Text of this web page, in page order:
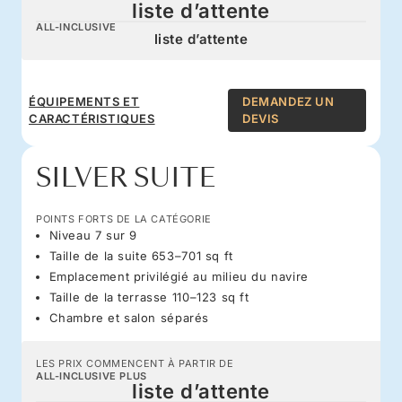
liste d’attente
ALL-INCLUSIVE
liste d’attente
ÉQUIPEMENTS ET
CARACTÉRISTIQUES
DEMANDEZ UN
DEVIS
SILVER SUITE
POINTS FORTS DE LA CATÉGORIE
Niveau 7 sur 9
Taille de la suite 653–701 sq ft
Emplacement privilégié au milieu du navire
Taille de la terrasse 110–123 sq ft
Chambre et salon séparés
LES PRIX COMMENCENT À PARTIR DE
ALL-INCLUSIVE PLUS
liste d’attente